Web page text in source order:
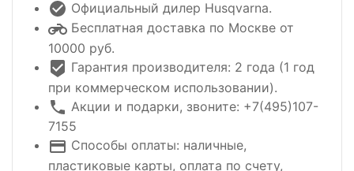
Официальный дилер Husqvarna.
Бесплатная доставка по Москве от
10000 руб.
Гарантия производителя: 2 года (1 год
при коммерческом использовании).
Акции и подарки, звоните: +7(495)107-
7155
Способы оплаты: наличные,
пластиковые карты, оплата по счету,